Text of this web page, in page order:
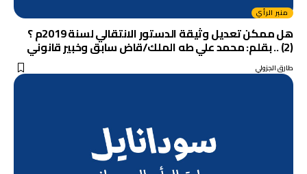
منبر الرأي
هل ممكن تعديل وثيقة الدستور الانتقالي لسنة 2019م ؟
(2) .. بقلم: محمد علي طه الملك/قاض سابق وخبير قانوني
طارق الجزولي